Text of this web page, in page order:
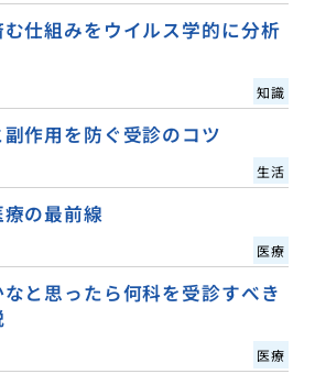
仕組みをウイルス学的に分析
知識
作用を防ぐ受診のコツ
生活
の最前線
医療
と思ったら何科を受診すべき
医療